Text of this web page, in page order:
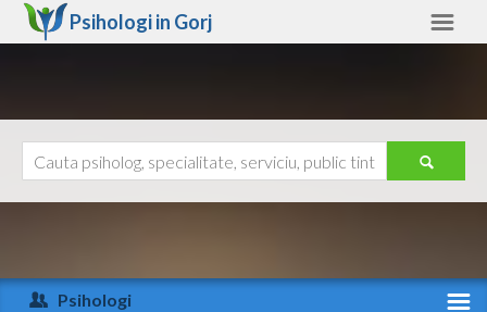
Psihologi in Gorj
Arad
Ajutor
Psihologi